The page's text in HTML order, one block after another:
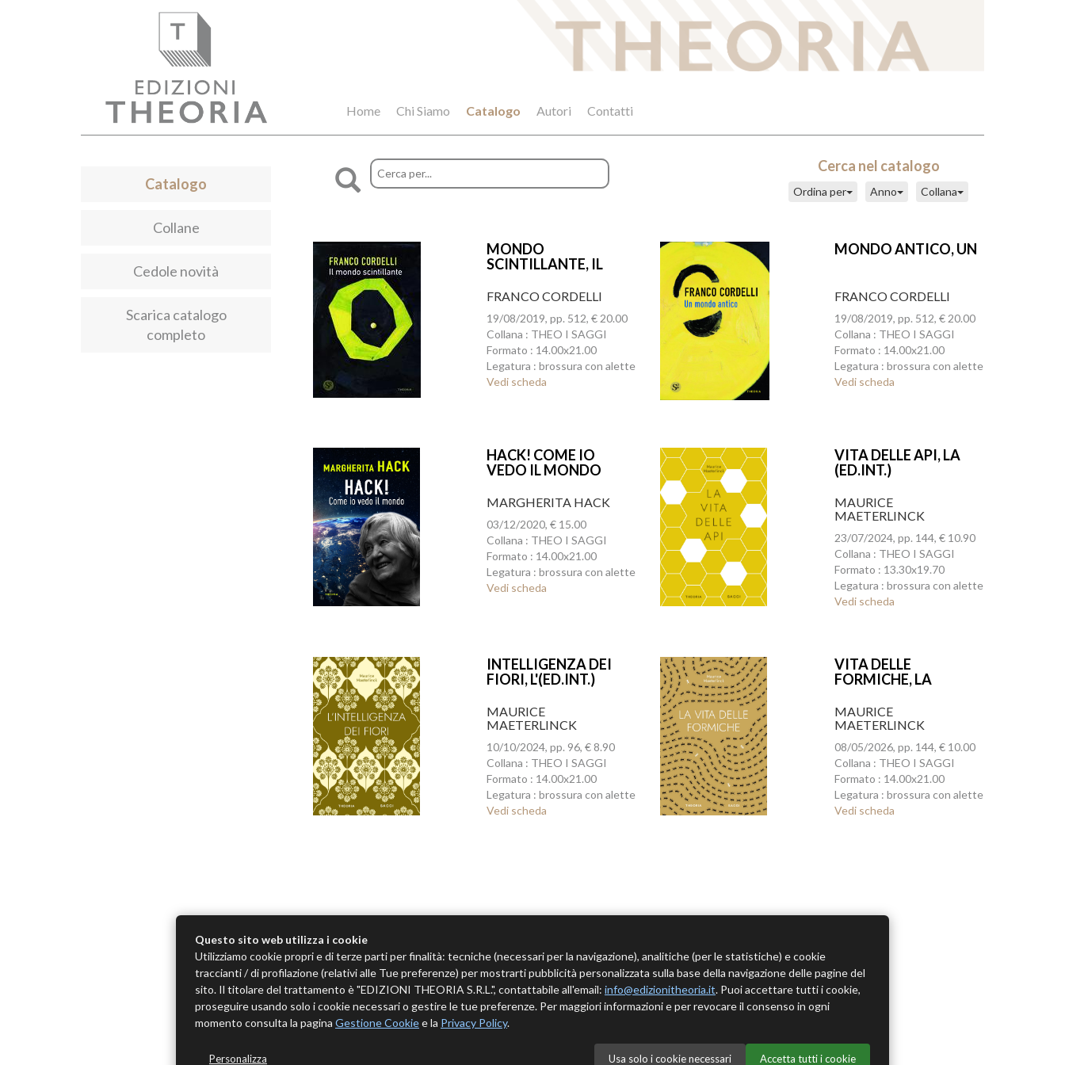
Home Chi Siamo Catalogo Autori Contatti
Catalogo
Collane
Cedole novità
Scarica catalogo
completo
Cerca nel catalogo
Collana
Anno
Ordina per
MONDO
SCINTILLANTE, IL
FRANCO CORDELLI
19/08/2019, pp. 512, € 20.00
Collana : THEO I SAGGI
Formato : 14.00x21.00
Legatura : brossura con alette
Vedi scheda
MONDO ANTICO, UN
FRANCO CORDELLI
19/08/2019, pp. 512, € 20.00
Collana : THEO I SAGGI
Formato : 14.00x21.00
Legatura : brossura con alette
Vedi scheda
HACK! COME IO
VEDO IL MONDO
MARGHERITA HACK
03/12/2020, € 15.00
Collana : THEO I SAGGI
Formato : 14.00x21.00
Legatura : brossura con alette
Vedi scheda
VITA DELLE API, LA
(ED.INT.)
MAURICE
MAETERLINCK
23/07/2024, pp. 144, € 10.90
Collana : THEO I SAGGI
Formato : 13.30x19.70
Legatura : brossura con alette
Vedi scheda
INTELLIGENZA DEI
FIORI, L'(ED.INT.)
MAURICE
MAETERLINCK
10/10/2024, pp. 96, € 8.90
Collana : THEO I SAGGI
Formato : 14.00x21.00
Legatura : brossura con alette
Vedi scheda
VITA DELLE
FORMICHE, LA
MAURICE
MAETERLINCK
08/05/2026, pp. 144, € 10.00
Collana : THEO I SAGGI
Formato : 14.00x21.00
Legatura : brossura con alette
Vedi scheda
Questo sito web utilizza i cookie
Utilizziamo cookie propri e di terze parti per finalità: tecniche (necessari per la navigazione), analitiche (per le statistiche) e cookie
traccianti / di profilazione (relativi alle Tue preferenze) per mostrarti pubblicità personalizzata sulla base della navigazione delle pagine del
sito. Il titolare del trattamento è "EDIZIONI THEORIA S.R.L.", contattabile all'email: info@edizionitheoria.it. Puoi accettare tutti i cookie,
proseguire usando solo i cookie necessari o gestire le tue preferenze. Per maggiori informazioni e per revocare il consenso in ogni
momento consulta la pagina Gestione Cookiee la Privacy Policy.
Personalizza Usa solo i cookie necessari Accetta tutti i cookie